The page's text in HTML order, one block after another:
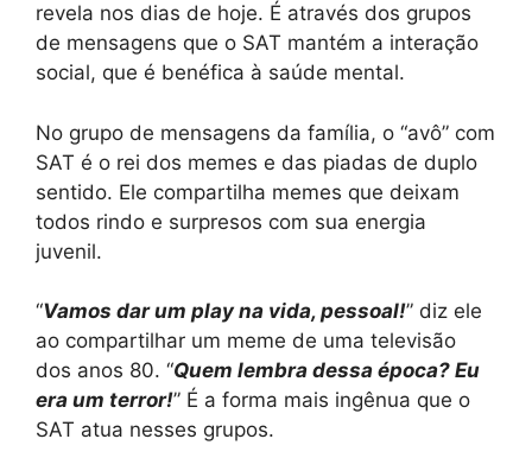
revela nos dias de hoje. É através dos grupos
de mensagens que o SAT mantém a interação
social, que é benéfica à saúde mental.
No grupo de mensagens da família, o “avô” com
SAT é o rei dos memes e das piadas de duplo
sentido. Ele compartilha memes que deixam
todos rindo e surpresos com sua energia
juvenil.
“Vamos dar um play na vida, pessoal!” diz ele
ao compartilhar um meme de uma televisão
dos anos 80. “Quem lembra dessa época? Eu
era um terror!” É a forma mais ingênua que o
SAT atua nesses grupos.